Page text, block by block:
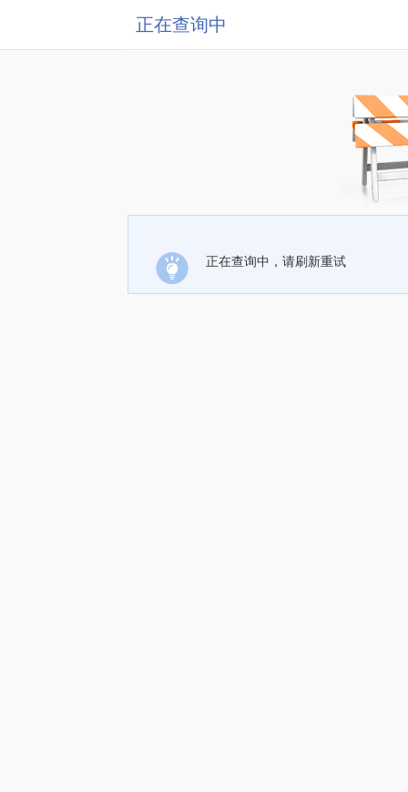
正在查询中
正在查询中，请刷新重试